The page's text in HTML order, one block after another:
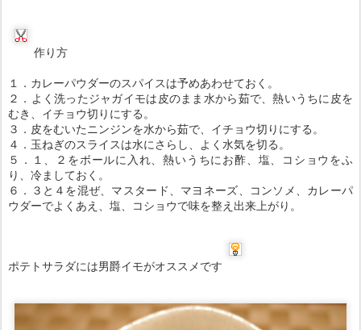
作り方
１．カレーパウダーのスパイスは予めあわせておく。
２．よく洗ったジャガイモは皮のまま水から茹で、熱いうちに皮を
むき、イチョウ切りにする。
３．皮をむいたニンジンを水から茹で、イチョウ切りにする。
４．玉ねぎのスライスは水にさらし、よく水気を切る。
５．１、２をボールに入れ、熱いうちにお酢、塩、コショウをふ
り、冷ましておく。
６．３と４を混ぜ、マスタード、マヨネーズ、コンソメ、カレーパ
ウダーでよくあえ、塩、コショウで味を整え出来上がり。
ポテトサラダには男爵イモがオススメです